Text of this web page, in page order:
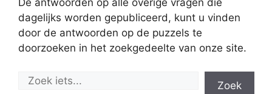
De antwoorden op alle overige vragen die
dagelijks worden gepubliceerd, kunt u vinden
door de antwoorden op de puzzels te
doorzoeken in het zoekgedeelte van onze site.
Zoek